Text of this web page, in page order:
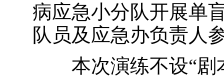
病应急小分队开展单
队员及应急办负责人
本次演练不设“剧